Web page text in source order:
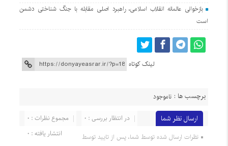
بازخوانی عالمانه انقلاب اسلامی، راهبرد اصلی مقابله با جنگ شناختی دشمن
است
لینک کوتاه
برچسب ها : ناموجود
ارسال نظر شما مجموع نظرات : 0
در انتظار بررسی : 0
انتشار یافته : 0
نظرات ارسال شده توسط شما، پس از تایید توسط